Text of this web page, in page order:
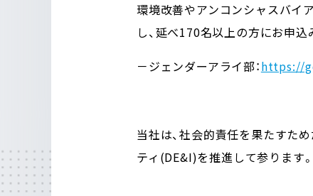
環境改善やアンコンシャスバイ
し、延べ170名以上の方にお申込
－ジェンダーアライ部：https://
当社は、社会的責任を果たすた
ティ(DE&I)を推進して参ります。